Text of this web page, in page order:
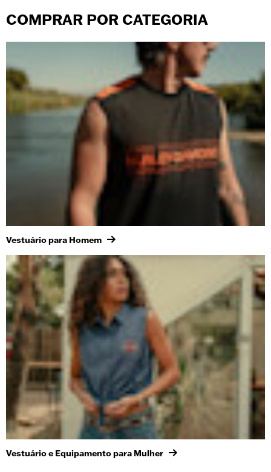
COMPRAR POR CATEGORIA
Vestuário para Homem
Vestuário e Equipamento para Mulher